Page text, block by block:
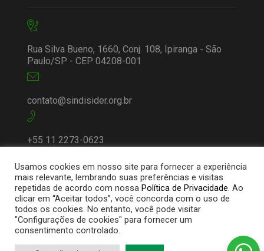
Rua Silva Bueno, 1660, Conj. 108, Ipiranga - São
Paulo/SP - CEP 04208-001
contato@sindisider.org.br
+55 11 2273-0623
© 2025 Sindisider | Todos os direitos
Usamos cookies em nosso site para fornecer a experiência
mais relevante, lembrando suas preferências e visitas
repetidas de acordo com nossa Política de Privacidade. Ao
clicar em “Aceitar todos”, você concorda com o uso de
todos os cookies. No entanto, você pode visitar
"Configurações de cookies" para fornecer um
consentimento controlado.